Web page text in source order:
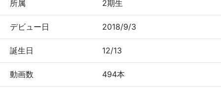
所属 2期生
デビュー日 2018/9/3
誕生日 12/13
動画数 494本